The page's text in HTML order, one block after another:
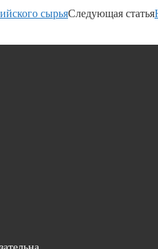
сырьяСледующая статья